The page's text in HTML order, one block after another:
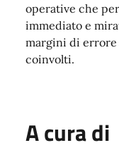
operative che
immediato e
margini di
coinvolti.
A cura di